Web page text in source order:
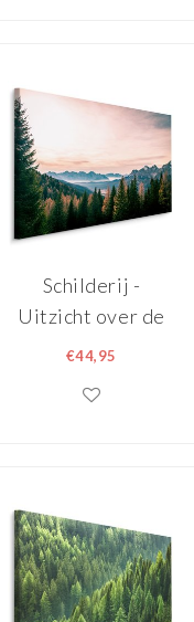
Schilderij -
Uitzicht over de
Italiaanse Alpen,
€44,95